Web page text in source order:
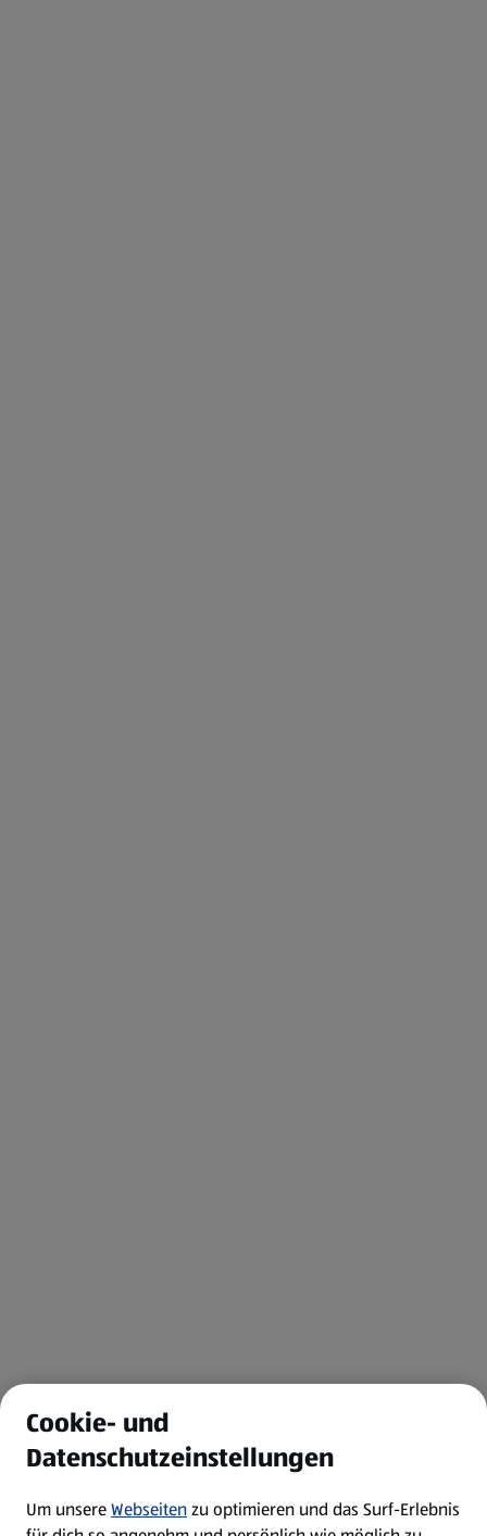
Cookie- und
Datenschutzeinstellungen
Um unsereWebseitenzu optimieren und das Surf-Erlebnis